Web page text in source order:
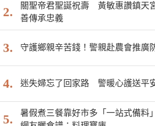
關聖帝君聖誕祝壽 黃敏惠讚鎮天
善傳承忠義
守護鄉親辛苦錢！警親赴農會推廣
迷失婦忘了回家路 警暖心護送平
暑假煮三餐靠好市多「一站式備料